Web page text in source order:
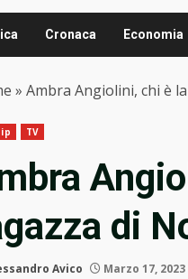
Cronaca Economia
» Ambra Angiolini, chi è
TV
di
Avico Marzo 17, 2023